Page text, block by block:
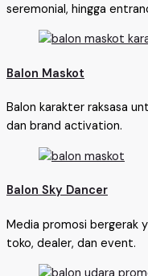
seremonial, hingga
Balon Maskot
Balon karakter raksasa
dan brand activation.
Balon Sky Dancer
Media promosi bergerak
toko, dealer, dan event.